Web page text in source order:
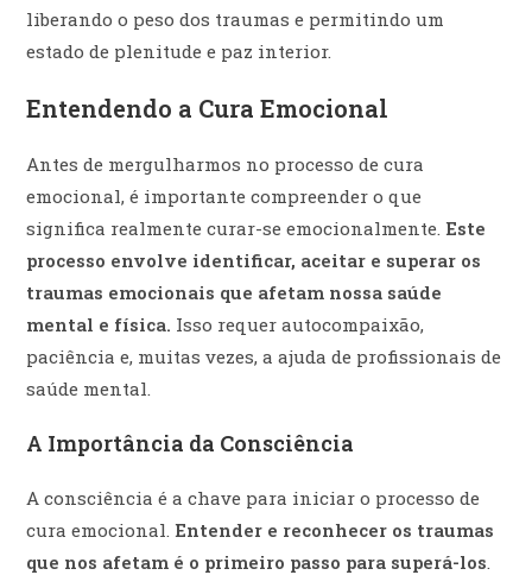
liberando o peso dos traumas e permitindo um
estado de plenitude e paz interior.
Entendendo a Cura Emocional
Antes de mergulharmos no processo de cura
emocional, é importante compreender o que
significa realmente curar-se emocionalmente.Este
processo envolve identificar, aceitar e superar os
traumas emocionais que afetam nossa saúde
mental e física. Isso requer autocompaixão,
paciência e, muitas vezes, a ajuda de profissionais de
saúde mental.
A Importância da Consciência
A consciência é a chave para iniciar o processo de
cura emocional.Entender e reconhecer os traumas
que nos afetam é o primeiro passo para superá-los.